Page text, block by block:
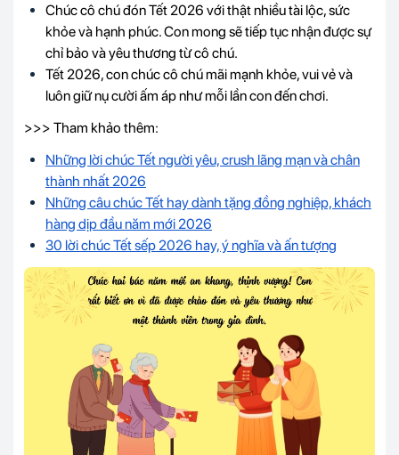
Chúc cô chú đón Tết 2026 với thật nhiều tài lộc, sức
khỏe và hạnh phúc. Con mong sẽ tiếp tục nhận được sự
chỉ bảo và yêu thương từ cô chú.
Tết 2026, con chúc cô chú mãi mạnh khỏe, vui vẻ và
luôn giữ nụ cười ấm áp như mỗi lần con đến chơi.
>>> Tham khảo thêm:
Những lời chúc Tết người yêu, crush lãng mạn và chân
thành nhất 2026
Những câu chúc Tết hay dành tặng đồng nghiệp, khách
hàng dịp đầu năm mới 2026
30 lời chúc Tết sếp 2026 hay, ý nghĩa và ấn tượng